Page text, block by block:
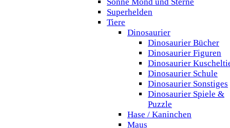
Superhelden
Tiere
Dinosaurier
Dinosaurier Bücher
Dinosaurier Figuren
Dinosaurier
Dinosaurier Schule
Dinosaurier Sonstiges
Dinosaurier Spiele &
Puzzle
Hase / Kaninchen
Maus